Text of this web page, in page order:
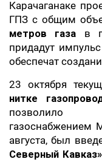
Карачаганаке
ГПЗ с общим
метров газа в
придадут
обеспечат
23 октября
нитке
позволило
газоснабжением
августа, был
Северный Кавказ»